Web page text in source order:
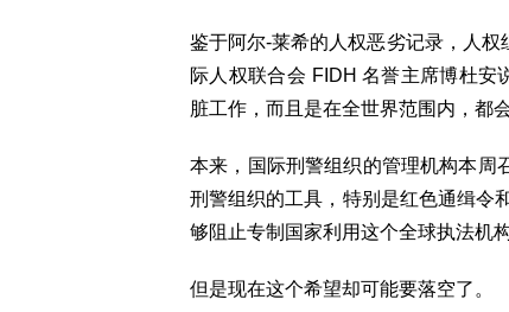
鉴于阿尔-莱希的人权恶劣记录，人
际人权联合会 FIDH 名誉主席博杜安
脏工作，而且是在全世界范围内，都
本来，国际刑警组织的管理机构本周
刑警组织的工具，特别是红色通缉令
够阻止专制国家利用这个全球执法机
但是现在这个希望却可能要落空了。